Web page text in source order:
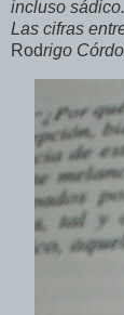
incluso sádico.
Las cifras
Rodrigo